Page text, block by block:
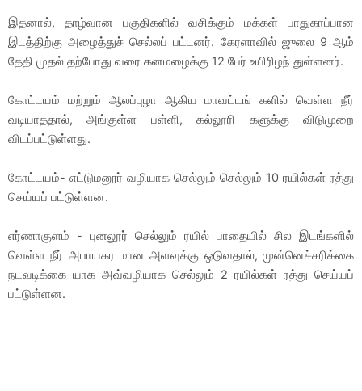
இதனால், தாழ்வான பகுதிகளில் வசிக்கும் மக்கள் பாதுகாப்பான
இடத்திற்கு அழைத்துச் செல்லப் பட்டனர். கேரளாவில் ஜுலை 9 ஆம்
தேதி முதல் தற்போது வரை கனமழைக்கு 12 பேர் உயிரிழந் துள்ளனர்.
கோட்டயம் மற்றும் ஆலப்புழா ஆகிய மாவட்டங் களில் வெள்ள நீர்
வடியாததால், அங்குள்ள பள்ளி, கல்லூரி களுக்கு விடுமுறை
விடப்பட்டுள்ளது.
கோட்டயம்- எட்டுமனூர் வழியாக செல்லும் செல்லும் 10 ரயில்கள் ரத்து
செய்யப் பட்டுள்ளன.
எர்ணாகுளம் - புனலூர் செல்லும் ரயில் பாதையில் சில இடங்களில்
வெள்ள நீர் அபாயகர மான அளவுக்கு ஒடுவதால், முன்னெச்சரிக்கை
நடவடிக்கை யாக அவ்வழியாக செல்லும் 2 ரயில்கள் ரத்து செய்யப்
பட்டுள்ளன.